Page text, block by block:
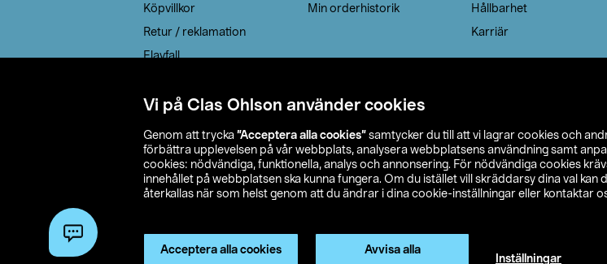
Vi på Clas Ohlson använder cookies
Genom att trycka ”Acceptera alla cookies” samtycker du till att vi lagrar cookies och
förbättra upplevelsen på vår webbplats, analysera webbplatsens användning samt
cookies: nödvändiga, funktionella, analys och annonsering. För nödvändiga cookies
innehållet på webbplatsen ska kunna fungera. Om du istället vill skräddarsy dina val kan
återkallas när som helst genom att du ändrar i dina cookie-inställningar eller kontaktar
Acceptera alla cookies Avvisa alla
Inställningar
Köpvillkor
Retur / reklamation
Elavfall
Leveransalternativ
Min orderhistorik Hållbarhet
Karriär